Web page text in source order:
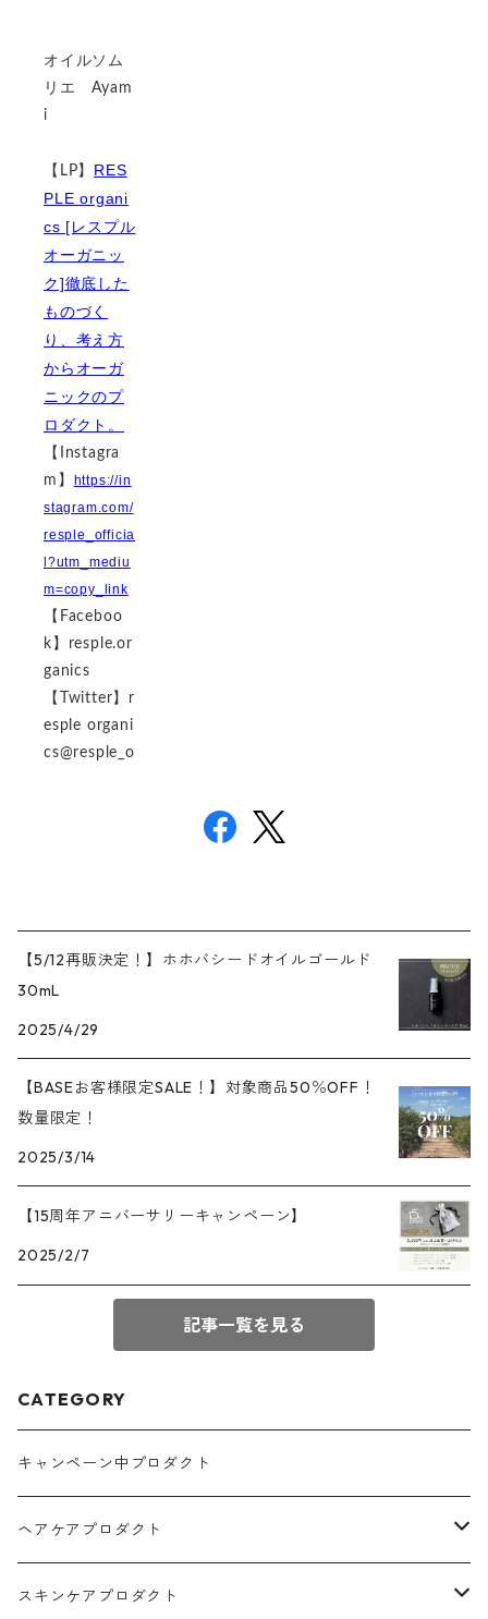
オイルソム
リエ Ayam
i
【LP】 RES
PLE organi
cs [レスプル
オーガニッ
ク]徹底した
ものづく
り、考え方
からオーガ
ニックのプ
ロダクト。
【Instagra
m】 https://in
stagram.com/
resple_officia
l?utm_mediu
m=copy_link
【Faceboo
k】resple.or
ganics
【Twitter】r
esple organi
cs@resple_o
【5/12再販決定！】ホホバシードオイルゴールド
30mL
2025/4/29
【BASEお客様限定SALE！】対象商品50％OFF！
数量限定！
2025/3/14
【15周年アニバーサリーキャンペーン】
2025/2/7
記事一覧を見る
CATEGORY
キャンペーン中プロダクト
ヘアケアプロダクト
シャンプー
スキンケアプロダクト